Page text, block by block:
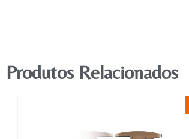
Produtos Relacionados